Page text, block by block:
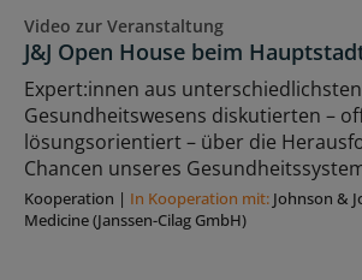
Video zur Veranstaltung
J&J Open House beim
Expert:innen aus
Gesundheitswesens diskutierten –
lösungsorientiert – über die
Chancen unseres
Kooperation | In Kooperation mit: Johnson &
Medicine (Janssen-Cilag GmbH)